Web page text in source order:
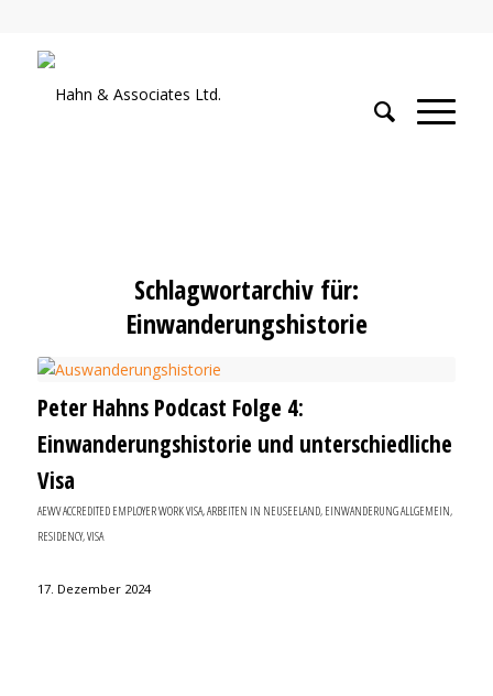
Schlagwortarchiv für:
Einwanderungshistorie
Peter Hahns Podcast Folge 4:
Einwanderungshistorie und unterschiedliche
Visa
AEWV ACCREDITED EMPLOYER WORK VISA,ARBEITEN IN NEUSEELAND, EINWANDERUNG ALLGEMEIN,
RESIDENCY,VISA
17. Dezember 2024